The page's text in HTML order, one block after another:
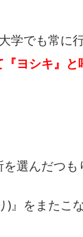
学でも常に
ヨシキ』
選んだつも
』をまたこ